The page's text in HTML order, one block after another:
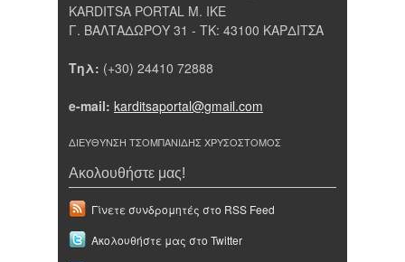
KARDITSA PORTAL Μ. ΙΚΕ
Γ. ΒΑΛΤΑΔΩΡΟΥ 31 - ΤΚ: 43100 ΚΑΡΔΙΤΣΑ
Τηλ: (+30) 24410 72888
e-mail: karditsaportal@gmail.com
ΔΙΕΥΘΥΝΣΗ ΤΣΟΜΠΑΝΙΔΗΣ ΧΡΥΣΟΣΤΟΜΟΣ
Ακολουθήστε μας!
Γίνετε συνδρομητές στο RSS Feed
Ακολουθήστε μας στο Twitter